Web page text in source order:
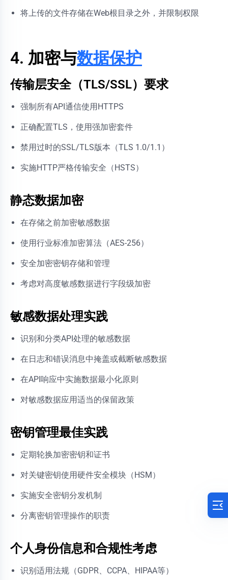
将上传的文件存储在Web根目录之外，并限制权限
4. 加密与数据保护
传输层安全（TLS/SSL）要求
强制所有API通信使用HTTPS
正确配置TLS，使用强加密套件
禁用过时的SSL/TLS版本（TLS 1.0/1.1）
实施HTTP严格传输安全（HSTS）
静态数据加密
在存储之前加密敏感数据
使用行业标准加密算法（AES-256）
安全加密密钥存储和管理
考虑对高度敏感数据进行字段级加密
敏感数据处理实践
识别和分类API处理的敏感数据
在日志和错误消息中掩盖或截断敏感数据
在API响应中实施数据最小化原则
对敏感数据应用适当的保留政策
密钥管理最佳实践
定期轮换加密密钥和证书
对关键密钥使用硬件安全模块（HSM）
实施安全密钥分发机制
分离密钥管理操作的职责
个人身份信息和合规性考虑
识别适用法规（GDPR、CCPA、HIPAA等）